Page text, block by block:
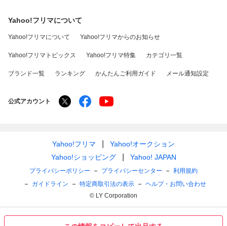
Yahoo!フリマについて
Yahoo!フリマについて Yahoo!フリマからのお知らせ
Yahoo!フリマトピックス Yahoo!フリマ特集 カテゴリ一覧
ブランド一覧 ランキング かんたんご利用ガイド メール通知設定
公式アカウント
Yahoo!フリマ
Yahoo!オークション
Yahoo!ショッピング
Yahoo! JAPAN
プライバシーポリシー プライバシーセンター
利用規約
ガイドライン
特定商取引法の表示
ヘルプ・お問い合わせ
© LY Corporation